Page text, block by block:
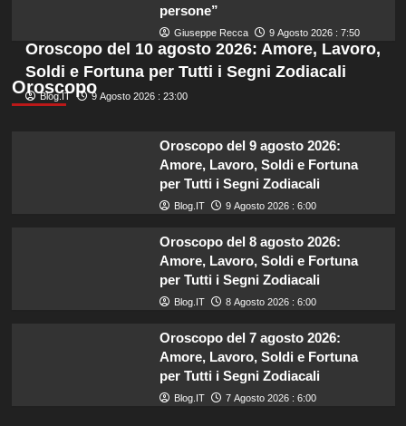
persone”
Giuseppe Recca 9 Agosto 2026 : 7:50
Oroscopo
Oroscopo del 10 agosto 2026: Amore, Lavoro,
Soldi e Fortuna per Tutti i Segni Zodiacali
Blog.IT 9 Agosto 2026 : 23:00
Oroscopo del 9 agosto 2026:
Amore, Lavoro, Soldi e Fortuna
per Tutti i Segni Zodiacali
Blog.IT 9 Agosto 2026 : 6:00
Oroscopo del 8 agosto 2026:
Amore, Lavoro, Soldi e Fortuna
per Tutti i Segni Zodiacali
Blog.IT 8 Agosto 2026 : 6:00
Oroscopo del 7 agosto 2026:
Amore, Lavoro, Soldi e Fortuna
per Tutti i Segni Zodiacali
Blog.IT 7 Agosto 2026 : 6:00